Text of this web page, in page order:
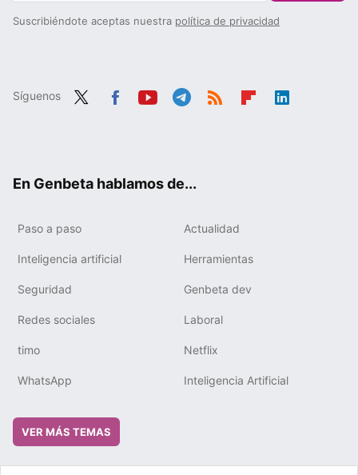
Suscribiéndote aceptas nuestra política de privacidad
Síguenos
En Genbeta hablamos de...
Paso a paso Actualidad
Inteligencia artificial Herramientas
Seguridad Genbeta dev
Redes sociales Laboral
timo Netflix
WhatsApp Inteligencia Artificial
VER MÁS TEMAS